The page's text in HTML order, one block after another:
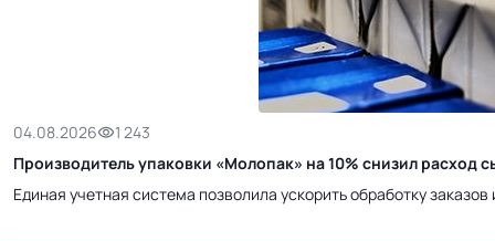
04.08.2026
1 243
Производитель упаковки «Молопак» на 10% снизил расход
Единая учетная система позволила ускорить обработку